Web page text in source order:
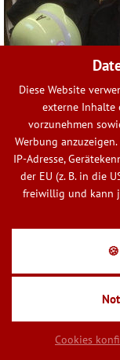
Diese Website
externe Inhalte
vorzunehmen
Werbung
IP-Adresse,
der EU (z. B. in die
freiwillig und kann
Cookies
Jugendwart
am 18.Dezember
WEITERLESEN »
Nächste